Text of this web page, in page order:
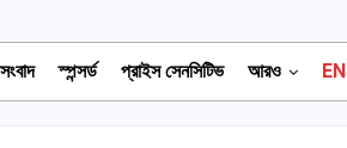
স্পন্সর্ড প্রাইস সেনসিটিভ আরও EN